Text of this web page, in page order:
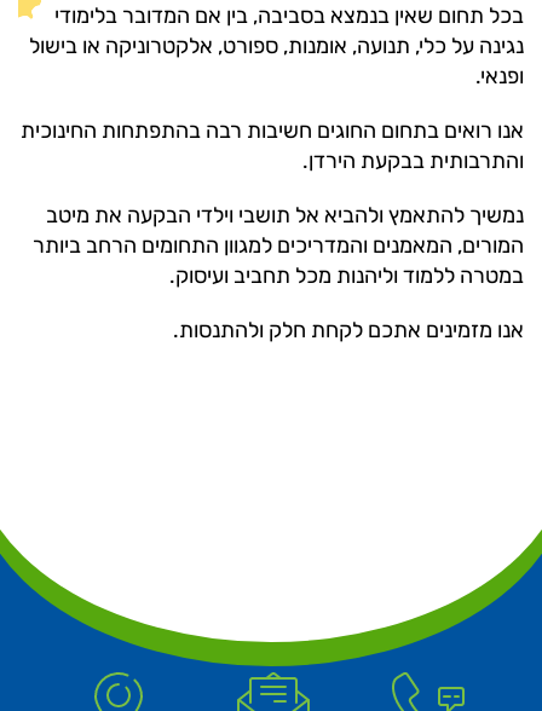
בכל תחום שאין בנמצא בסביבה, בין אם המדובר בלימודי
נגינה על כלי, תנועה, אומנות, ספורט, אלקטרוניקה או בישול
ופנאי.
אנו רואים בתחום החוגים חשיבות רבה בהתפתחות החינוכית
והתרבותית בבקעת הירדן.
נמשיך להתאמץ ולהביא אל תושבי וילדי הבקעה את מיטב
המורים, המאמנים והמדריכים למגוון התחומים הרחב ביותר
במטרה ללמוד וליהנות מכל תחביב ועיסוק.
אנו מזמינים אתכם לקחת חלק ולהתנסות.